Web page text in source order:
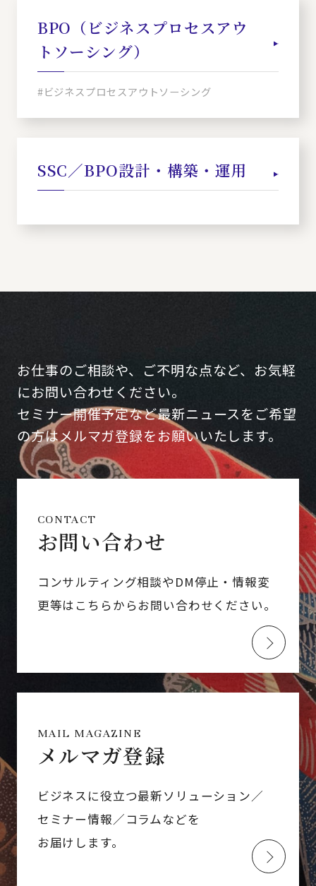
BPO（ビジネスプロセスアウ
トソーシング）
#ビジネスプロセスアウトソーシング
SSC／BPO設計・構築・運用
お仕事のご相談や、ご不明な点など、お気軽
にお問い合わせください。
セミナー開催予定など最新ニュースをご希望
の方はメルマガ登録をお願いいたします。
CONTACT
お問い合わせ
コンサルティング相談やDM停止・情報変
更等はこちらからお問い合わせください。
MAIL MAGAZINE
メルマガ登録
ビジネスに役立つ最新ソリューション／
セミナー情報／コラムなどを
お届けします。